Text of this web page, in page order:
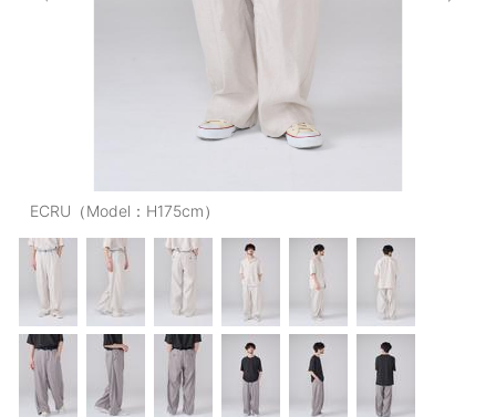
PANTS/SKIRT : パンツ・スカート
TOPS : トップス
OUTERS : アウター
OUTLET : アウトレット
MENS : メンズ
LADIES : レディース
ECRU（Model：H175cm）